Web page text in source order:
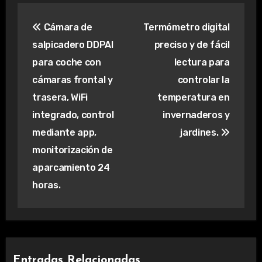
de
entradas
Cámara de
salpicadero DDPAI
para coche con
cámaras frontal y
trasera, WiFi
integrado, control
mediante app,
monitorización de
aparcamiento 24
horas.
Termómetro digital
preciso y de fácil
lectura para
controlar la
temperatura en
invernaderos y
jardines.